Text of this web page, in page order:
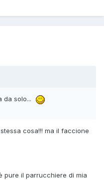
da solo...
cosa!!! ma il faccione
pure il parrucchiere di mia